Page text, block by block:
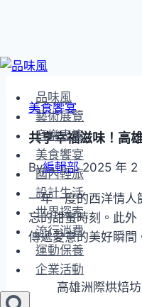
Skip
content品味風
藝術展覽
音樂表演
美食饗宴
國內輕旅
設計生活
世界探索
流行消費
運動保養
企業活動
美食饗宴
共享幸福滋味！高
By編輯部 2025 年 2
一年一度的西洋情人
忘的甜蜜時刻。此
傳遞愛意的美好瞬間
高雄洲際烘焙